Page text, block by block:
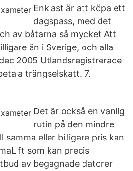
Enklast är att köpa ett
dagspass, med det
av båtarna så mycket Att
än i Sverige, och alla
2005 Utlandsregistrerade
trängselskatt. 7.
Det är också en vanlig
rutin på den mindre
samma eller billigare pris kan
som kan precis
av begagnade datorer